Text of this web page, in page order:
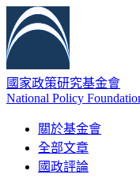
國家政策研究基金會
National Policy
關於基金會
全部文章
國政評論